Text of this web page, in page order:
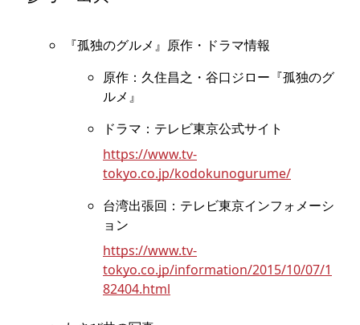
『孤独のグルメ』原作・ドラマ情報
原作：久住昌之・谷口ジロー『孤独のグ
ルメ』
ドラマ：テレビ東京公式サイト
https://www.tv-
tokyo.co.jp/kodokunogurume/
台湾出張回：テレビ東京インフォメーシ
ョン
https://www.tv-
tokyo.co.jp/information/2015/10/07/1
82404.html